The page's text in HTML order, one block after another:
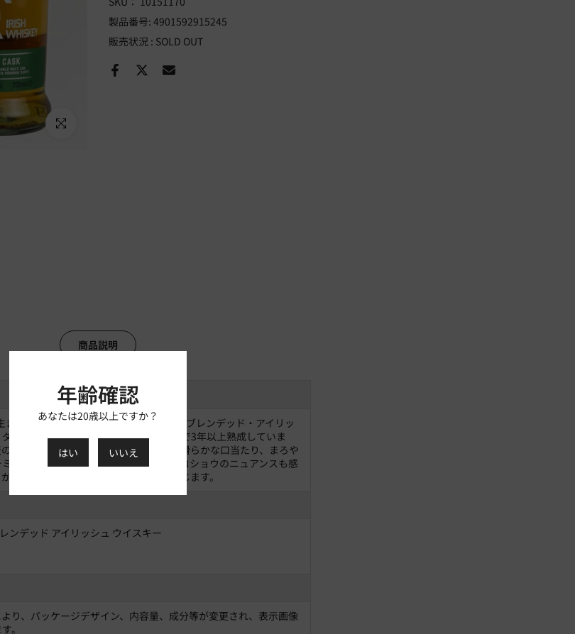
Click to enlarge
製品番号: 4901592915245
販売状況 : SOLD OUT
商品説明
れのアイリッシュ・ウイスキーの新星 ブレンデッド・アイリッ
ブリナー」は、リフィルのバーボン樽で3年以上熟成していま
香りに、新鮮な青草、リンゴの香り。滑らかな口当たり、まろや
ツのような甘さも兼ね備えています。コショウのニュアンスも感
さとかすかにキャラメルの味わいも感じます。
ンデッド アイリッシュ ウイスキー
り、パッケージデザイン、内容量、成分等が変更され、表示画像
。
年齢確認
あなたは20歳以上ですか？
はい いいえ